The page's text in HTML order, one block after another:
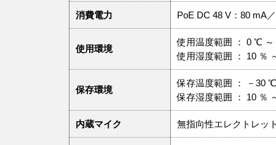
消費電力 PoE DC 48 V：80 mA
使用環境
使用温度範囲 ： 0 ℃
使用湿度範囲 ： 10 ％
保存環境
保存温度範囲 ： －30
保存湿度範囲 ： 10 ％
内蔵マイク 無指向性エレクトレッ